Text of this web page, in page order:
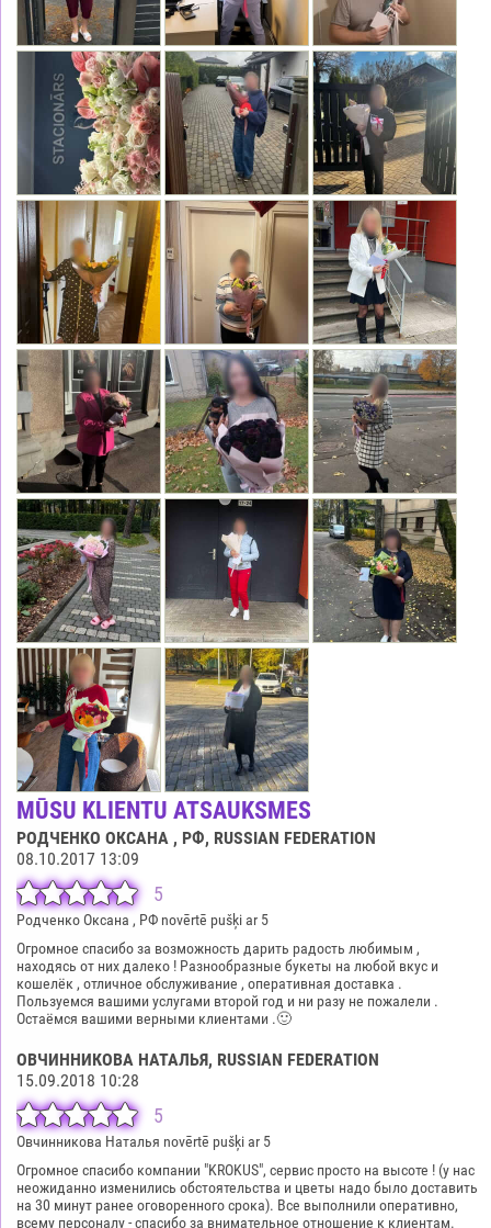
MŪSU KLIENTU ATSAUKSMES
РОДЧЕНКО ОКСАНА , РФ, RUSSIAN FEDERATION
08.10.2017 13:09
5
Родченко Оксана , РФ novērtē pušķi ar 5
Огромное спасибо за возможность дарить радость любимым ,
находясь от них далеко ! Разнообразные букеты на любой вкус и
кошелёк , отличное обслуживание , оперативная доставка .
Пользуемся вашими услугами второй год и ни разу не пожалели .
Остаёмся вашими верными клиентами .🙂
ОВЧИННИКОВА НАТАЛЬЯ, RUSSIAN FEDERATION
15.09.2018 10:28
5
Овчинникова Наталья novērtē pušķi ar 5
Огромное спасибо компании "KROKUS", сервис просто на высоте ! (у нас
неожиданно изменились обстоятельства и цветы надо было доставить
на 30 минут ранее оговоренного срока). Все выполнили оперативно,
всему персоналу - спасибо за внимательное отношение к клиентам.